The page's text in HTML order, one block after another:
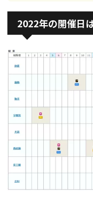
2022年の開催日